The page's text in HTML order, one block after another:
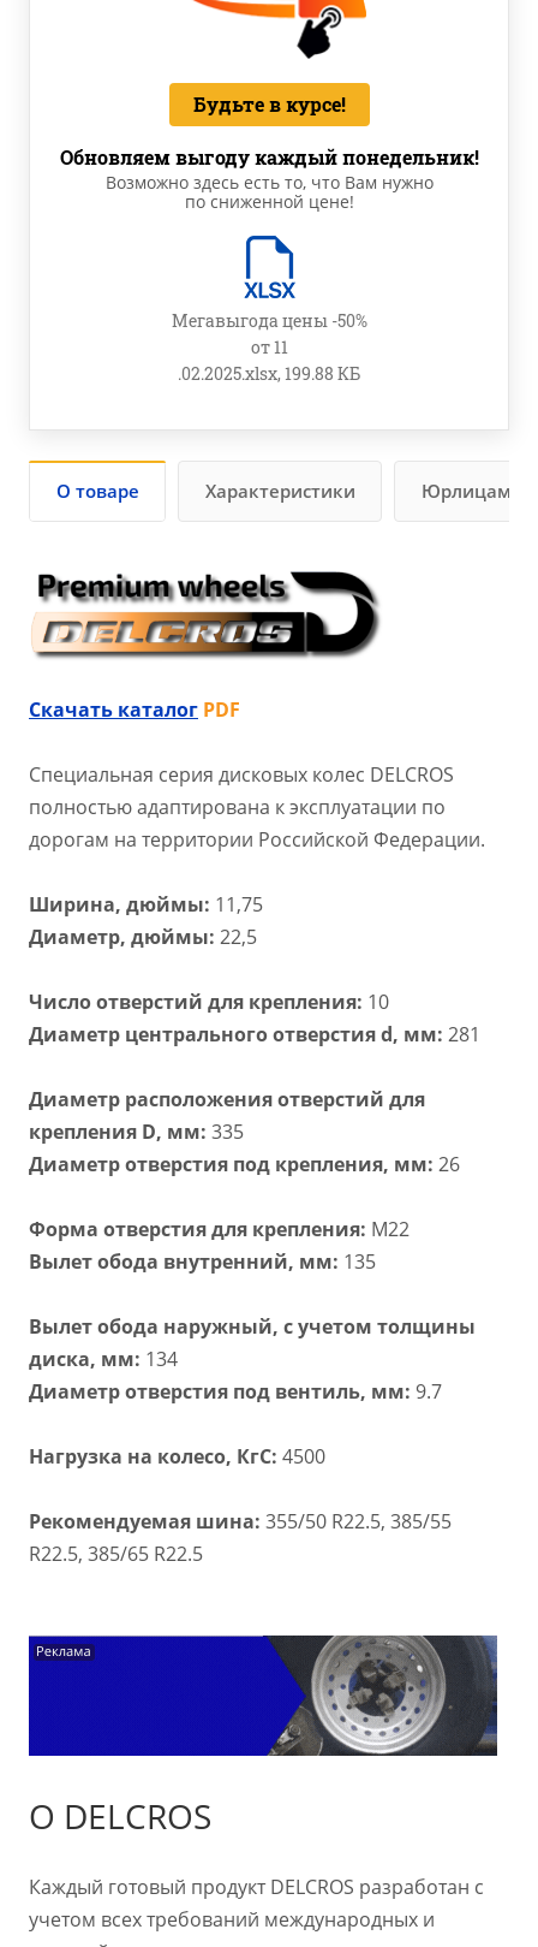
Будьте в курсе!
Обновляем выгоду каждый понедельник!
Возможно здесь есть то, что Вам нужно
по сниженной цене!
Мегавыгода цены -50%
от 11
.02.2025.xlsx, 199.88 КБ
О товаре Характеристики Юрлицам
Скачать каталог PDF
Специальная серия дисковых колес DELCROS
полностью адаптирована к эксплуатации по
дорогам на территории Российской Федерации.
Ширина, дюймы: 11,75
Диаметр, дюймы: 22,5
Число отверстий для крепления: 10
Диаметр центрального отверстия d, мм: 281
Диаметр расположения отверстий для
крепления D, мм: 335
Диаметр отверстия под крепления, мм: 26
Форма отверстия для крепления: M22
Вылет обода внутренний, мм: 135
Вылет обода наружный, с учетом толщины
диска, мм: 134
Диаметр отверстия под вентиль, мм: 9.7
Нагрузка на колесо, КгС: 4500
Рекомендуемая шина: 355/50 R22.5, 385/55
R22.5, 385/65 R22.5
О DELCROS
Каждый готовый продукт DELCROS разработан с
учетом всех требований международных и